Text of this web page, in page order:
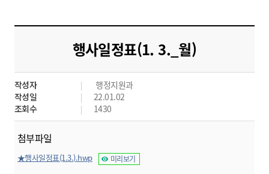
도
시
군
산
행사일정표(1. 3._월)
작성자
행정지원과
작성일
22.01.02
조회수
1430
첨부파일
★행사일정표(1.3.).hwp 미리보기